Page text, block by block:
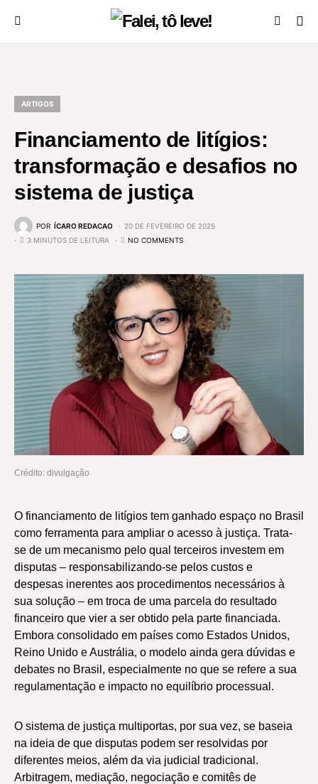
ARTIGOS
Financiamento de litígios:
transformação e desafios no
sistema de justiça
POR ÍCARO REDACAO
20 DE FEVEREIRO DE 2025
3 MINUTOS DE LEITURA
NO COMMENTS
Crédito: divulgação
O financiamento de litígios tem ganhado espaço no Brasil
como ferramenta para ampliar o acesso à justiça. Trata-
se de um mecanismo pelo qual terceiros investem em
disputas – responsabilizando-se pelos custos e
despesas inerentes aos procedimentos necessários à
sua solução – em troca de uma parcela do resultado
financeiro que vier a ser obtido pela parte financiada.
Embora consolidado em países como Estados Unidos,
Reino Unido e Austrália, o modelo ainda gera dúvidas e
debates no Brasil, especialmente no que se refere a sua
regulamentação e impacto no equilíbrio processual.
O sistema de justiça multiportas, por sua vez, se baseia
na ideia de que disputas podem ser resolvidas por
diferentes meios, além da via judicial tradicional.
Arbitragem, mediação, negociação e comitês de